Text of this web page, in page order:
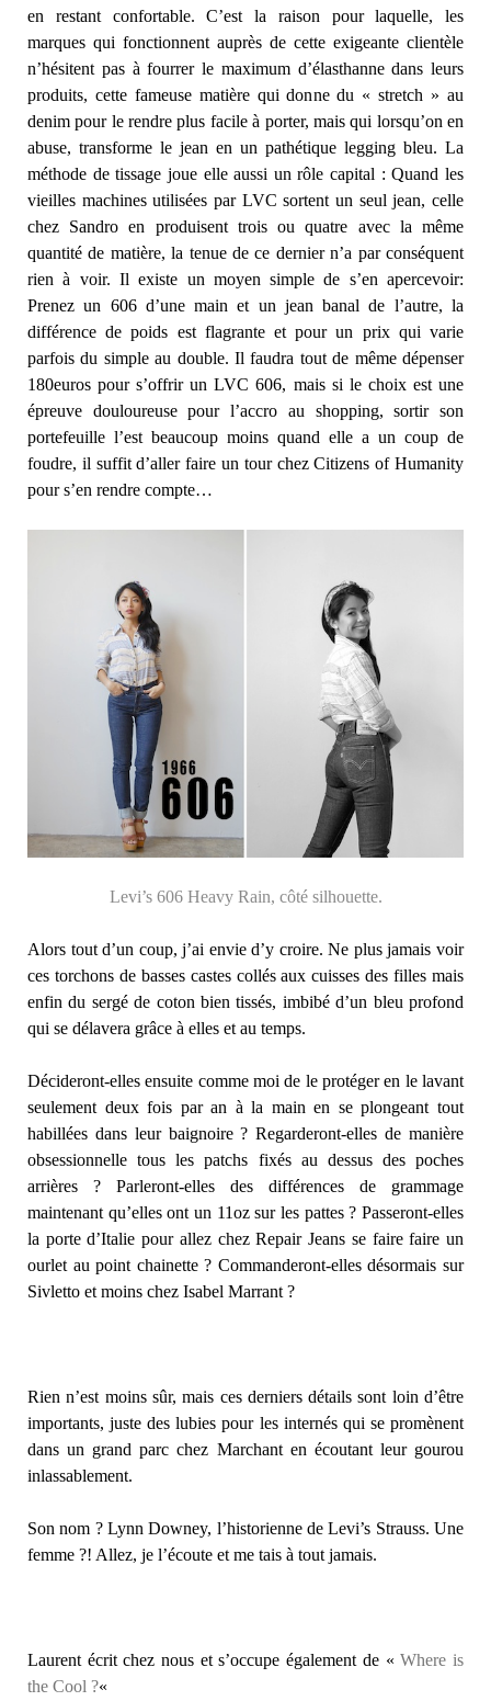
en restant confortable. C’est la raison pour laquelle, les
marques qui fonctionnent auprès de cette exigeante clientèle
n’hésitent pas à fourrer le maximum d’élasthanne dans leurs
produits, cette fameuse matière qui donne du « stretch » au
denim pour le rendre plus facile à porter, mais qui lorsqu’on en
abuse, transforme le jean en un pathétique legging bleu. La
méthode de tissage joue elle aussi un rôle capital : Quand les
vieilles machines utilisées par LVC sortent un seul jean, celle
chez Sandro en produisent trois ou quatre avec la même
quantité de matière, la tenue de ce dernier n’a par conséquent
rien à voir. Il existe un moyen simple de s’en apercevoir:
Prenez un 606 d’une main et un jean banal de l’autre, la
différence de poids est flagrante et pour un prix qui varie
parfois du simple au double. Il faudra tout de même dépenser
180euros pour s’offrir un LVC 606, mais si le choix est une
épreuve douloureuse pour l’accro au shopping, sortir son
portefeuille l’est beaucoup moins quand elle a un coup de
foudre, il suffit d’aller faire un tour chez Citizens of Humanity
pour s’en rendre compte…
Levi’s 606 Heavy Rain, côté silhouette.
Alors tout d’un coup, j’ai envie d’y croire. Ne plus jamais voir
ces torchons de basses castes collés aux cuisses des filles mais
enfin du sergé de coton bien tissés, imbibé d’un bleu profond
qui se délavera grâce à elles et au temps.
Décideront-elles ensuite comme moi de le protéger en le lavant
seulement deux fois par an à la main en se plongeant tout
habillées dans leur baignoire ? Regarderont-elles de manière
obsessionnelle tous les patchs fixés au dessus des poches
arrières ? Parleront-elles des différences de grammage
maintenant qu’elles ont un 11oz sur les pattes ? Passeront-elles
la porte d’Italie pour allez chez Repair Jeans se faire faire un
ourlet au point chainette ? Commanderont-elles désormais sur
Sivletto et moins chez Isabel Marrant ?
Rien n’est moins sûr, mais ces derniers détails sont loin d’être
importants, juste des lubies pour les internés qui se promènent
dans un grand parc chez Marchant en écoutant leur gourou
inlassablement.
Son nom ? Lynn Downey, l’historienne de Levi’s Strauss. Une
femme ?! Allez, je l’écoute et me tais à tout jamais.
Laurent écrit chez nous et s’occupe également de «Where is
the Cool ?«